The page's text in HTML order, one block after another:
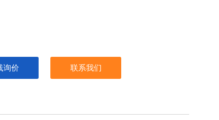
询价 联系我们